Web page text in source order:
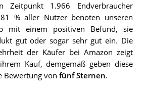
Zeitpunkt 1.966 Endverbraucher
% aller Nutzer benoten unseren
mit einem positiven Befund, sie
gut oder sogar sehr gut ein. Die
der Käufer bei Amazon zeigt
Kauf, demgemäß geben diese
Bewertung von fünf Sternen.